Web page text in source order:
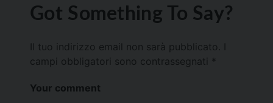
Got Something To Say?
Il tuo indirizzo email non sarà pubblicato.
campi obbligatori sono contrassegnati *
Your comment